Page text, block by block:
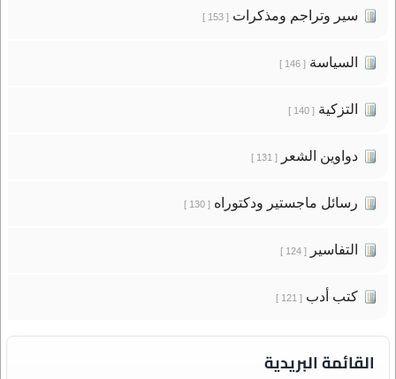
سير وتراجم ومذكرات[ 153 ]
السياسة[ 146 ]
التزكية[ 140 ]
دواوين الشعر[ 131 ]
رسائل ماجستير ودكتوراه[ 130 ]
التفاسير[ 124 ]
كتب أدب[ 121 ]
القائمة البريدية